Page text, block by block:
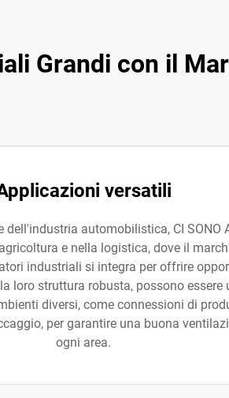
Grandi con il
versatili
dell'industria automobilistica, CI SONO
e nella logistica, dove il
industriali si integra per offrire
loro struttura robusta, possono essere
diversi, come connessioni di
per garantire una buona
ogni area.